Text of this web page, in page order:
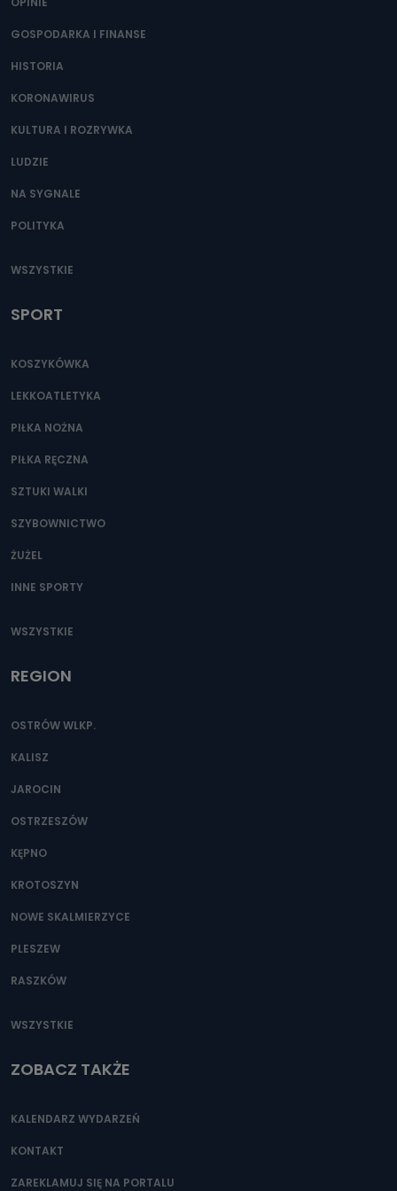
e-mailowo pod adresem: poczta@tvproart.pl
GOSPODARKA I FINANSE
HISTORIA
KORONAWIRUS
KULTURA I ROZRYWKA
LUDZIE
NA SYGNALE
POLITYKA
WSZYSTKIE
SPORT
KOSZYKÓWKA
LEKKOATLETYKA
PIŁKA NOŻNA
PIŁKA RĘCZNA
SZTUKI WALKI
SZYBOWNICTWO
ŻUŻEL
INNE SPORTY
WSZYSTKIE
REGION
OSTRÓW WLKP.
KALISZ
JAROCIN
OSTRZESZÓW
KĘPNO
KROTOSZYN
NOWE SKALMIERZYCE
PLESZEW
RASZKÓW
WSZYSTKIE
ZOBACZ TAKŻE
KALENDARZ WYDARZEŃ
KONTAKT
ZAREKLAMUJ SIĘ NA PORTALU